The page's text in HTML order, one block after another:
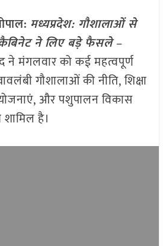
मध्यप्रदेश: गौशालाओं से
ने लिए बड़े फैसले–
ने मंगलवार को कई महत्वपूर्ण
गौशालाओं की नीति, शिक्षा
और पशुपालन विकास
है।